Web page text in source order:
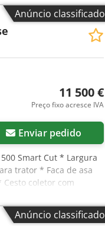
Anúncio classificado
11 500 €
Preço fixo acresce IVA
Enviar pedido
Smart Cut * Largura
trator * Faca de asa
coletor com
nível de enchimento
Rspfx Altsrf Para
pelo WhatsApp
Anúncio classificado